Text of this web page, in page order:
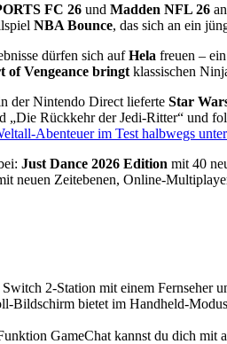
FC 26 und Madden NFL 26
NBA Bounce, das sich an ein
dürfen sich aufHela freuen –
Vengeance bringt klassischen
der Nintendo Direct lieferte Star
„Die Rückkehr der Jedi-Ritter“ und
Abenteuer im Test halbwegs
Just Dance 2026 Edition mit 40
neuen Zeitebenen, Online-
2-Station mit einem Fernseher
Bildschirm bietet im Handheld-
GameChat kannst du dich mit